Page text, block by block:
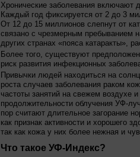
Хронические заболевания включают
Каждый год фиксируется от 2 до 3
От 12 до 15 миллионов слепнут от
связано с чрезмерным пребыванием
других странах «пояса катаракты»,
Более того, существуют
риск развития инфекционных
Привычки людей находиться на
роста случаев заболевания раком
частоты занятий на свежем воздухе
продолжительности облучения УФ-
пор считают длительное загорание
как признак активности и хорошего
так как кожа у них более нежная и
Что такое УФ-Индекс?